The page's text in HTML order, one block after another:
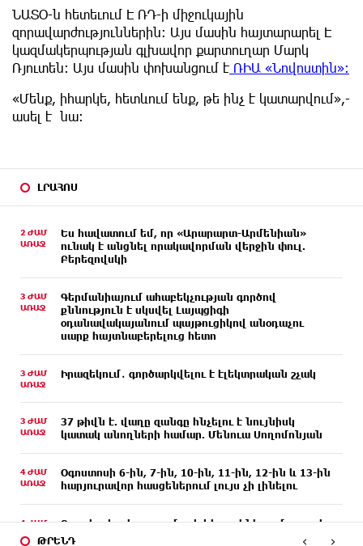
ԼՐԱՀՈՍ
2 ԺԱՄ
ԱՌԱՋ
Ես հավատում եմ, որ «Արարարտ-Արմենիան»
ունակ է անցնել որակավորման վերջին փուլ.
Բերեզովսկի
3 ԺԱՄ
ԱՌԱՋ
Գերմանիայում ահաբեկչության գործով
քննություն է սկսվել Լայպցիգի
օդանավակայանում պայթուցիկով անօդաչու
սարք հայտնաբերելուց հետո
3 ԺԱՄ
ԱՌԱՋ
Իրազեկում․ գործարկվելու է էլեկտրական շչակ
3 ԺԱՄ
ԱՌԱՋ
37 թիվն է. վաղը զանգը հնչելու է նույնիսկ
կատակ անողների համար. Մենուա Սողոմոնյան
4 ԺԱՄ
ԱՌԱՋ
Օգոստոսի 6-ին, 7-ին, 10-ին, 11-ին, 12-ին և 13-ին
հարյուրավոր հասցեներում լույս չի լինելու
4 ԺԱՄ
Ջուր հավաքեք․ բազմաթիվ հասցեներում ջուր չի
լինելու
ՆԱՏՕ-ն հետեւում Է ՌԴ-ի միջուկային
զորավարժություններին։ Այս մասին հայտարարել Է
կազմակերպության գլխավոր քարտուղար Մարկ
Ռյուտեն։ Այս մասին փոխանցում է ՌԻԱ «Նովոստին»։
«Մենք, իհարկե, հետևում ենք, թե ինչ է կատարվում»,-
ասել է նա։
ԹՐԵՆԴ ‹ ›